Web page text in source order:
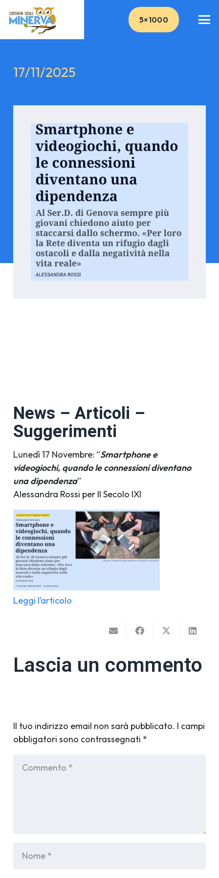
5×1000
17/11/2025
News – Articoli –
Suggerimenti
Lunedì 17 Novembre: “Smartphone e
videogiochi, quando le connessioni diventano
una dipendenza”
Alessandra Rossi per Il Secolo IXI
Leggi l’articolo
Lascia un commento
Il tuo indirizzo email non sarà pubblicato. I campi
obbligatori sono contrassegnati *